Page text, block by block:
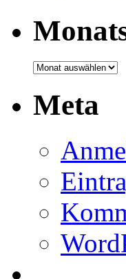
Monatsarchiv
Meta